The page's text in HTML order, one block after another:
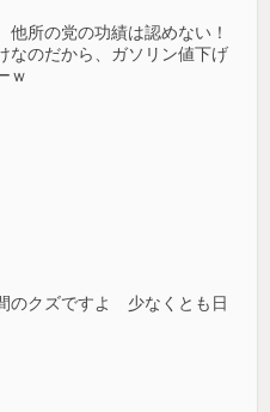
所の党の功績は認めない！
なのだから、ガソリン値下げ
ｗ
のクズですよ 少なくとも日